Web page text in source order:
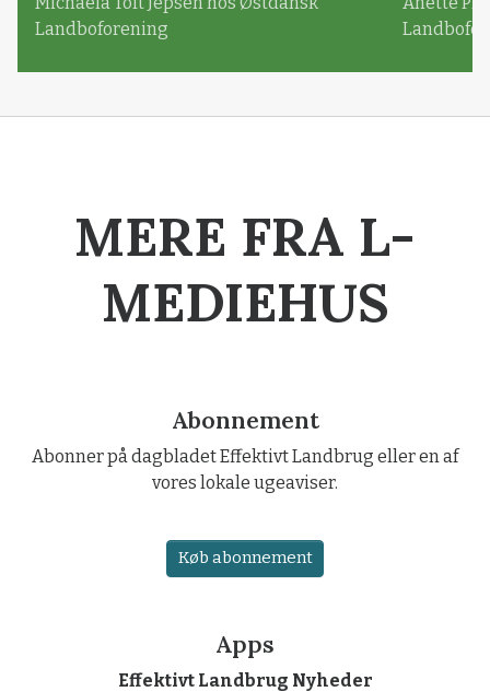
Landboforening
MERE FRA L-
MEDIEHUS
Abonnement
Abonner på dagbladet Effektivt Landbrug eller en af
vores lokale ugeaviser.
Køb abonnement
Apps
Effektivt Landbrug Nyheder